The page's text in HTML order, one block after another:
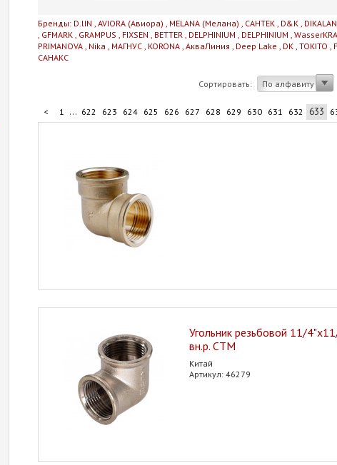
Бренды: D.lIN , AVIORA (Авиора) , MELANA (Мелана) , САНТЕК , D&K , DIKALAN
, GFMARK , GRAMPUS , FIXSEN , BETTER , DELPHINIUM , DELPHINIUM ,
PRIMANOVA , Nika , МАГНУС , KORONA , АкваЛиния , Deep Lake , DK , TOKITO ,
САНАКС
Сортировать: По алфавиту
< 1 ... 622 623 624 625 626 627 628 629 630 631 632 633
Угольник резьбовой 11/
вн.р. CTM
Китай
Артикул: 46279